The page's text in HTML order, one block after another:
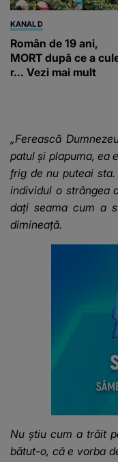
KANAL D
Român de 19 ani,
MORT după ce a
r... Vezi mai mult
„Ferească
patul și plapuma, ea
frig de nu puteai
individul o strângea
dați seama cum a
dimineață.
Nu știu cum a trăit
bătut-o, că e vorba